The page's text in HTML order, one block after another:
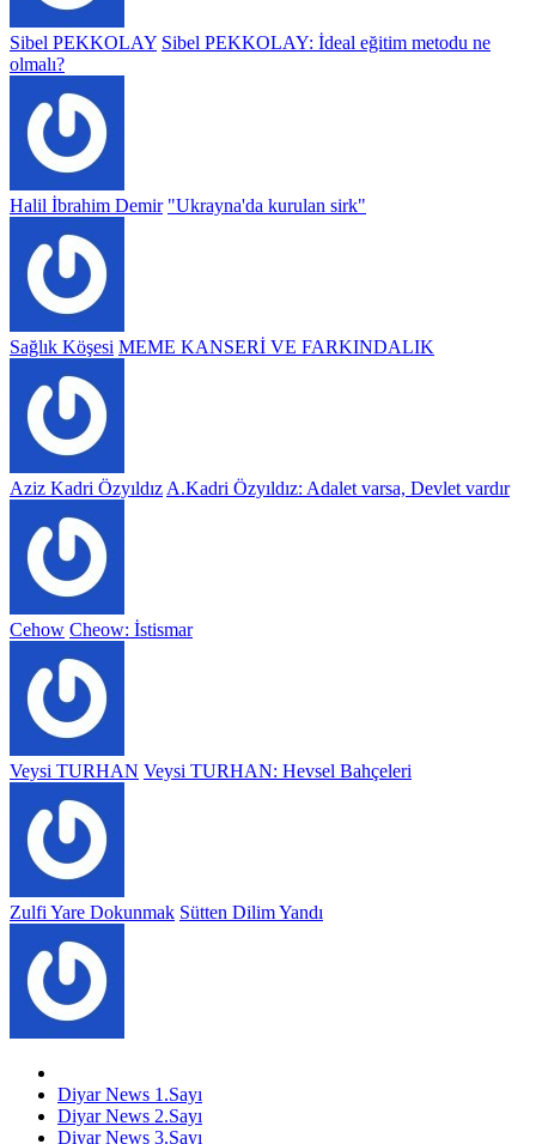
Sibel PEKKOLAY Sibel PEKKOLAY: İdeal eğitim metodu ne
olmalı?
Halil İbrahim Demir "Ukrayna'da kurulan sirk"
Sağlık Köşesi MEME KANSERİ VE FARKINDALIK
Aziz Kadri Özyıldız A.Kadri Özyıldız: Adalet varsa, Devlet vardır
Cehow Cheow: İstismar
Veysi TURHAN Veysi TURHAN: Hevsel Bahçeleri
Zulfi Yare Dokunmak Sütten Dilim Yandı
Diyar News 1.Sayı
Diyar News 2.Sayı
Diyar News 3.Sayı